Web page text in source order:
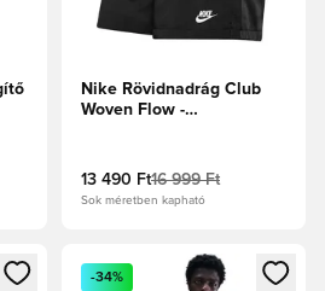
Nike Rövidnadrág Club
Woven Flow -
13 490 Ft16 999 Ft
Sok méretben kapható
vagy a tagként való
Megnyit egy modált a
-34%